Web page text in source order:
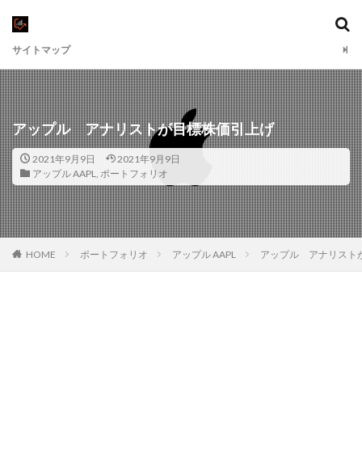
サイトマップ
アップル アナリストが目標株価引上げ
2021年9月9日
2021年9月9日
アップル AAPL, ポートフォリオ
HOME ポートフォリオ アップル AAPL アップル アナリスト